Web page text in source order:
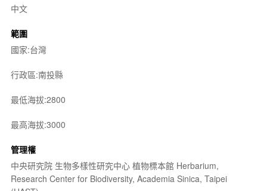
中文
範圍
國家:台灣
行政區:南投縣
最低海拔:2800
最高海拔:3000
管理權
中央研究院 生物多樣性研究中心 植物標本館 Herbarium,
Research Center for Biodiversity, Academia Sinica, Taipei